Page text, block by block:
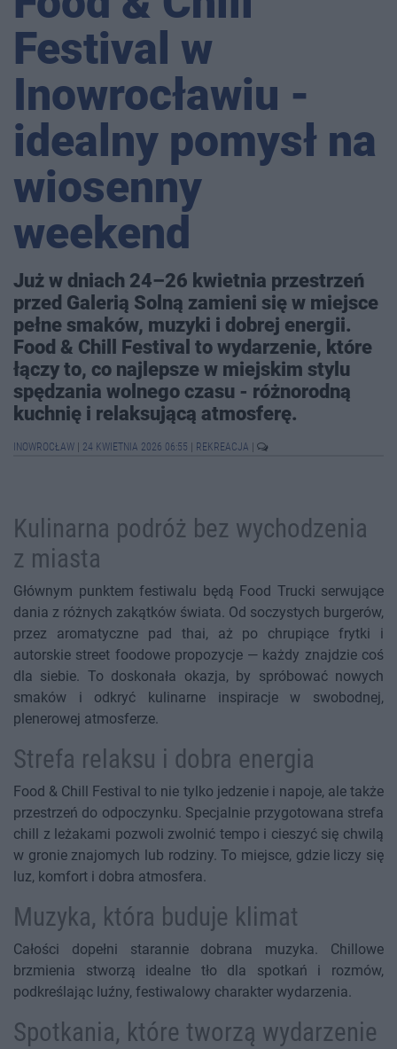
Festival w
Inowrocławiu -
idealny pomysł na
wiosenny
weekend
Już w dniach 24–26 kwietnia przestrzeń
przed Galerią Solną zamieni się w miejsce
pełne smaków, muzyki i dobrej energii.
Food & Chill Festival to wydarzenie, które
łączy to, co najlepsze w miejskim stylu
spędzania wolnego czasu - różnorodną
kuchnię i relaksującą atmosferę.
INOWROCŁAW 24 KWIETNIA 2026 06:55 REKREACJA
Kulinarna podróż bez wychodzenia
z miasta
Głównym punktem festiwalu będą Food Trucki serwujące
dania z różnych zakątków świata. Od soczystych burgerów,
przez aromatyczne pad thai, aż po chrupiące frytki i
autorskie street foodowe propozycje — każdy znajdzie coś
dla siebie. To doskonała okazja, by spróbować nowych
smaków i odkryć kulinarne inspiracje w swobodnej,
plenerowej atmosferze.
Strefa relaksu i dobra energia
Food & Chill Festival to nie tylko jedzenie i napoje, ale także
przestrzeń do odpoczynku. Specjalnie przygotowana strefa
chill z leżakami pozwoli zwolnić tempo i cieszyć się chwilą
w gronie znajomych lub rodziny. To miejsce, gdzie liczy się
luz, komfort i dobra atmosfera.
Muzyka, która buduje klimat
Całości dopełni starannie dobrana muzyka. Chillowe
brzmienia stworzą idealne tło dla spotkań i rozmów,
podkreślając luźny, festiwalowy charakter wydarzenia.
Spotkania, które tworzą wydarzenie